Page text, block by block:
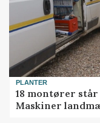
PLANTER
18 montører står
Maskiner